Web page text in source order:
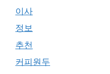
이사
정보
추천
커피원두